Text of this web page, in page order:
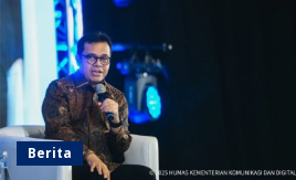
Berita